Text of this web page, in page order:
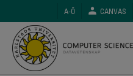
huvudinnehåll
A-Ö CANVAS